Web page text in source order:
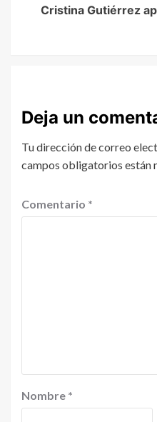
Cristina Gutiérrez
Deja un
Tu dirección de correo
campos obligatorios están
Comentario *
Nombre *